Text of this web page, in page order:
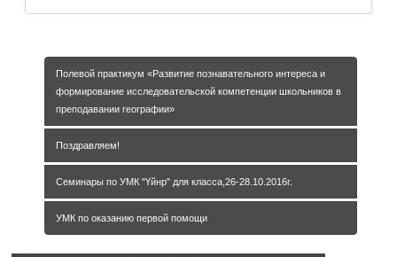
Полевой практикум «Развитие познавательного интереса и
формирование исследовательской компетенции школьников в
преподавании географии»
Поздравляем!
Семинары по УМК "Үйнр" для класса,26-28.10.2016г.
УМК по оказанию первой помощи